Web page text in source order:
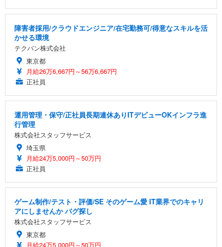
障害者採用/クラウドエンジニア/在宅勤務可/得意なスキルを活
かせる環境
テクバン株式会社
東京都
月給26万6,667円～56万6,667円
正社員
運用管理・保守/正社員長期連休ありITデビューOKインフラ進
行管理
株式会社スタッフサービス
埼玉県
月給24万5,000円～50万円
正社員
ゲーム制作/テスト・評価/SE そのゲーム愛 IT業界でのキャリ
アにしませんか バグ探し
株式会社スタッフサービス
東京都
月給24万5,000円～50万円